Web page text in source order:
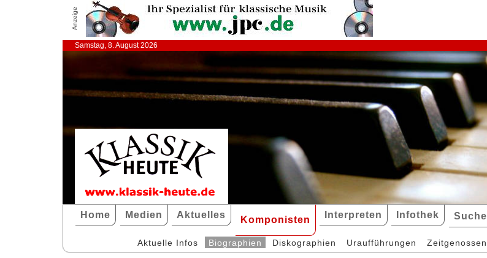
Anzeige
Samstag, 8. August 2026
Home Medien Aktuelles Komponisten Interpreten Infothek Suche
Aktuelle Infos Biographien Diskographien Uraufführungen Zeitgenossen